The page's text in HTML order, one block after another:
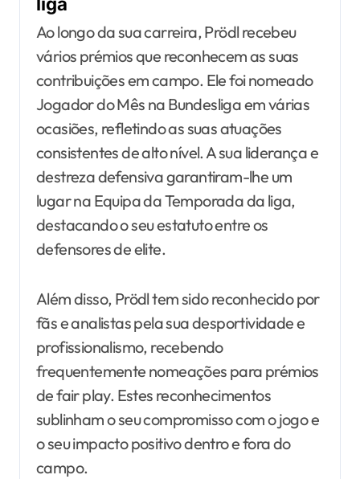
Ao longo da sua carreira, Prödl recebeu
vários prémios que reconhecem as suas
contribuições em campo. Ele foi nomeado
Jogador do Mês na Bundesliga em várias
ocasiões, refletindo as suas atuações
consistentes de alto nível. A sua liderança e
destreza defensiva garantiram-lhe um
lugar na Equipa da Temporada da liga,
destacando o seu estatuto entre os
defensores de elite.
Além disso, Prödl tem sido reconhecido por
fãs e analistas pela sua desportividade e
profissionalismo, recebendo
frequentemente nomeações para prémios
de fair play. Estes reconhecimentos
sublinham o seu compromisso com o jogo e
o seu impacto positivo dentro e fora do
campo.